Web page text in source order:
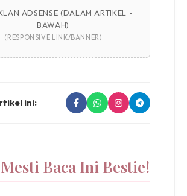
ADSENSE (DALAM ARTIKEL -
BAWAH)
(RESPONSIVE LINK/BANNER)
ini:
Baca Ini Bestie!